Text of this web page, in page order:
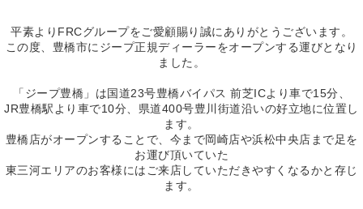
平素よりFRCグループをご愛顧賜り誠にありがとうございます。
この度、豊橋市にジープ正規ディーラーをオープンする運びとなり
ました。
「ジープ豊橋」は国道23号豊橋バイパス 前芝ICより車で15分、
JR豊橋駅より車で10分、県道400号豊川街道沿いの好立地に位置し
ます。
豊橋店がオープンすることで、今まで岡崎店や浜松中央店まで足を
お運び頂いていた
東三河エリアのお客様にはご来店していただきやすくなるかと存じ
ます。